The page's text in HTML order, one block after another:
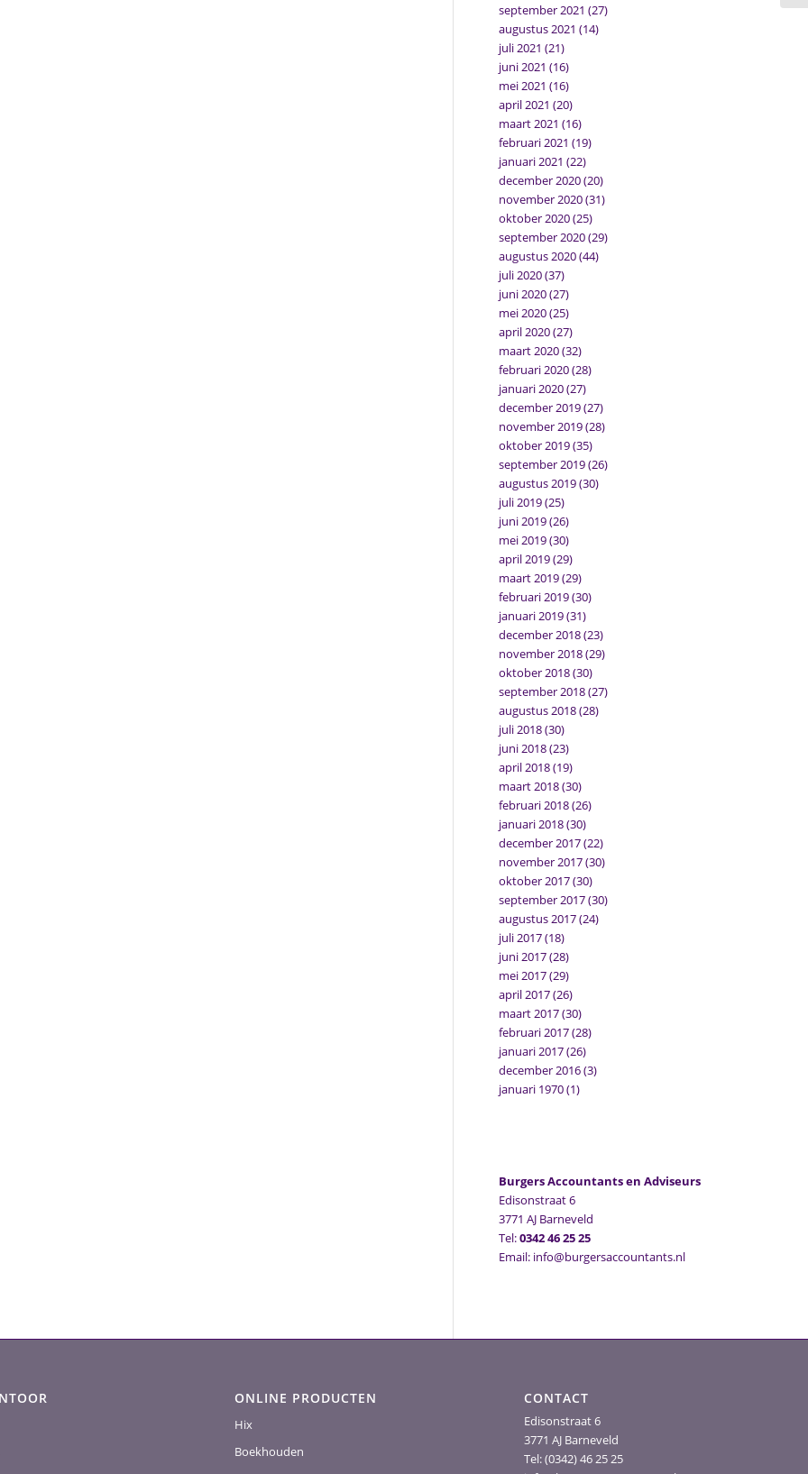
september 2021 (27)
augustus 2021 (14)
juli 2021 (21)
juni 2021 (16)
mei 2021 (16)
april 2021 (20)
maart 2021 (16)
februari 2021 (19)
januari 2021 (22)
december 2020(20)
november 2020(31)
oktober 2020(25)
september 2020(29)
augustus 2020(44)
juli 2020(37)
juni 2020(27)
mei 2020(25)
april 2020(27)
maart 2020(32)
februari 2020(28)
januari 2020(27)
december 2019(27)
november 2019(28)
oktober 2019(35)
september 2019(26)
augustus 2019(30)
juli 2019(25)
juni 2019(26)
mei 2019(30)
april 2019(29)
maart 2019(29)
februari 2019(30)
januari 2019(31)
december 2018(23)
november 2018(29)
oktober 2018(30)
september 2018(27)
augustus 2018(28)
juli 2018(30)
juni 2018(23)
april 2018(19)
maart 2018(30)
februari 2018(26)
januari 2018(30)
december 2017(22)
november 2017(30)
oktober 2017(30)
september 2017(30)
augustus 2017(24)
juli 2017(18)
juni 2017(28)
mei 2017(29)
april 2017(26)
maart 2017(30)
februari 2017(28)
januari 2017(26)
december 2016(3)
januari 1970(1)
Burgers Accountants en Adviseurs
Edisonstraat 6
3771 AJ Barneveld
Tel:0342 46 25 25
Email: info@burgersaccountants.nl
ONLINE PRODUCTEN
Hix
Boekhouden
CONTACT
Edisonstraat 6
3771 AJ Barneveld
Tel: (0342) 46 25 25